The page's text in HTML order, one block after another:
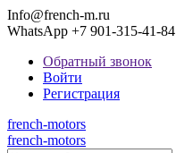
Info@french-m.ru
WhatsApp +7 901-315-41-84
Обратный звонок
Войти
Регистрация
french-motors
french-motors